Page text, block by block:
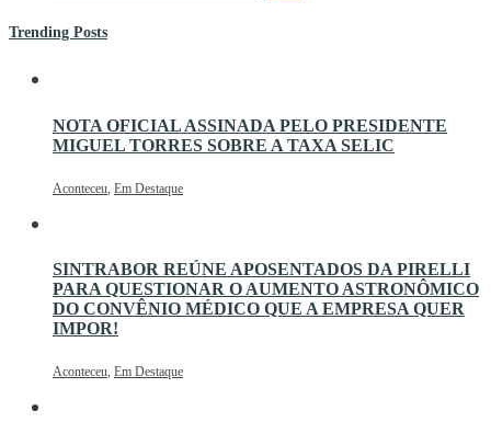
Trending Posts
NOTA OFICIAL ASSINADA PELO PRESIDENTE
MIGUEL TORRES SOBRE A TAXA SELIC
Aconteceu, Em Destaque
SINTRABOR REÚNE APOSENTADOS DA PIRELLI
PARA QUESTIONAR O AUMENTO ASTRONÔMICO
DO CONVÊNIO MÉDICO QUE A EMPRESA QUER
IMPOR!
Aconteceu, Em Destaque